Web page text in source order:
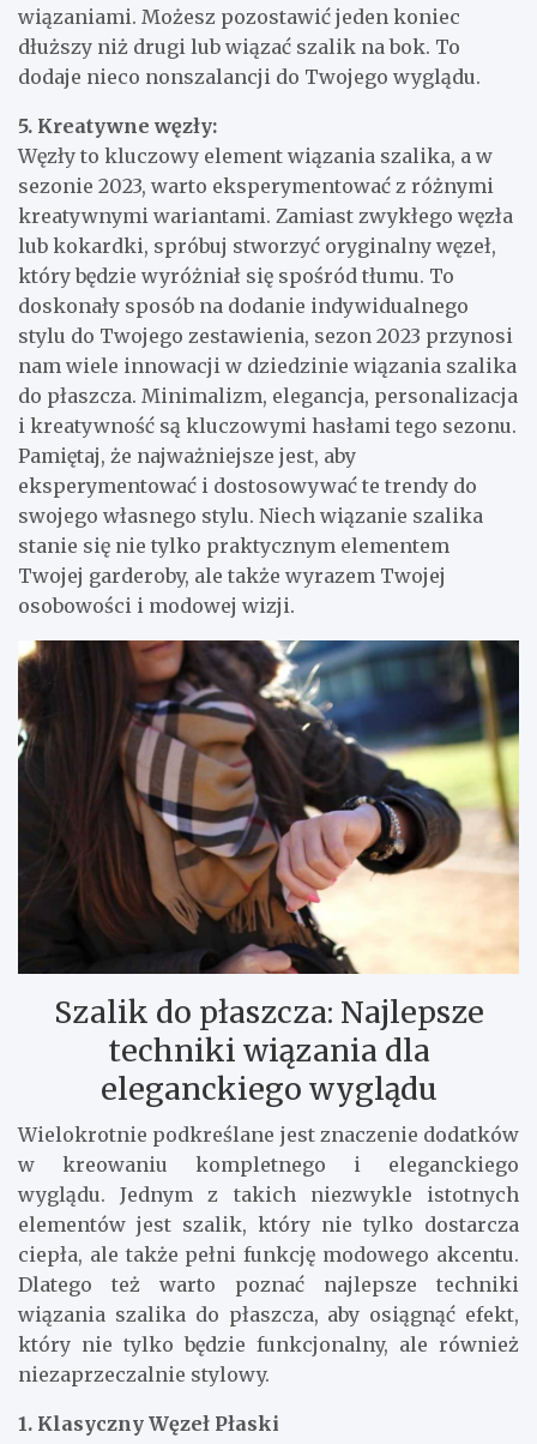
wiązaniami. Możesz pozostawić jeden koniec
dłuższy niż drugi lub wiązać szalik na bok. To
dodaje nieco nonszalancji do Twojego wyglądu.
5. Kreatywne węzły:
Węzły to kluczowy element wiązania szalika, a w
sezonie 2023, warto eksperymentować z różnymi
kreatywnymi wariantami. Zamiast zwykłego węzła
lub kokardki, spróbuj stworzyć oryginalny węzeł,
który będzie wyróżniał się spośród tłumu. To
doskonały sposób na dodanie indywidualnego
stylu do Twojego zestawienia, sezon 2023 przynosi
nam wiele innowacji w dziedzinie wiązania szalika
do płaszcza. Minimalizm, elegancja, personalizacja
i kreatywność są kluczowymi hasłami tego sezonu.
Pamiętaj, że najważniejsze jest, aby
eksperymentować i dostosowywać te trendy do
swojego własnego stylu. Niech wiązanie szalika
stanie się nie tylko praktycznym elementem
Twojej garderoby, ale także wyrazem Twojej
osobowości i modowej wizji.
Szalik do płaszcza: Najlepsze
techniki wiązania dla
eleganckiego wyglądu
Wielokrotnie podkreślane jest znaczenie dodatków
w kreowaniu kompletnego i eleganckiego
wyglądu. Jednym z takich niezwykle istotnych
elementów jest szalik, który nie tylko dostarcza
ciepła, ale także pełni funkcję modowego akcentu.
Dlatego też warto poznać najlepsze techniki
wiązania szalika do płaszcza, aby osiągnąć efekt,
który nie tylko będzie funkcjonalny, ale również
niezaprzeczalnie stylowy.
1. Klasyczny Węzeł Płaski